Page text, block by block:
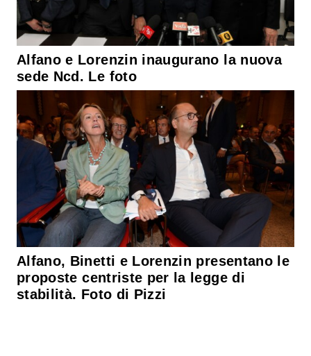
Alfano e Lorenzin inaugurano la nuova
sede Ncd. Le foto
Alfano, Binetti e Lorenzin presentano le
proposte centriste per la legge di
stabilità. Foto di Pizzi